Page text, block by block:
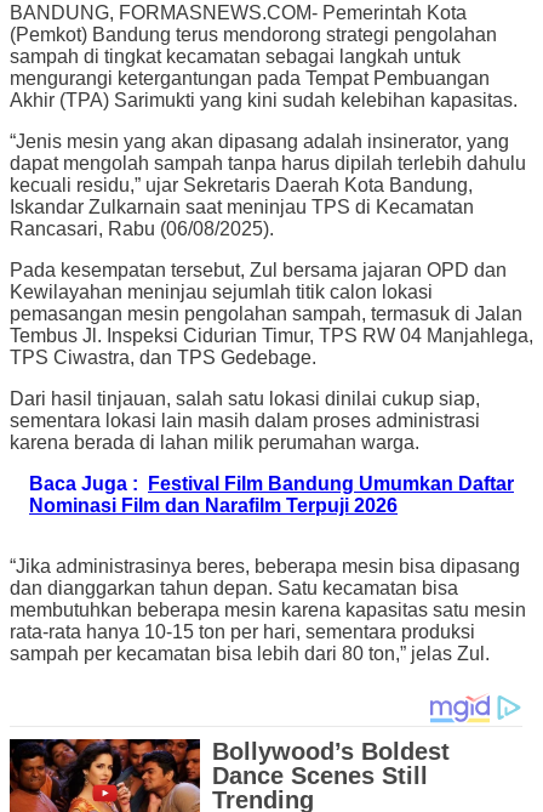
BANDUNG, FORMASNEWS.COM- Pemerintah Kota
(Pemkot) Bandung terus mendorong strategi pengolahan
sampah di tingkat kecamatan sebagai langkah untuk
mengurangi ketergantungan pada Tempat Pembuangan
Akhir (TPA) Sarimukti yang kini sudah kelebihan kapasitas.
“Jenis mesin yang akan dipasang adalah insinerator, yang
dapat mengolah sampah tanpa harus dipilah terlebih dahulu
kecuali residu,” ujar Sekretaris Daerah Kota Bandung,
Iskandar Zulkarnain saat meninjau TPS di Kecamatan
Rancasari, Rabu (06/08/2025).
Pada kesempatan tersebut, Zul bersama jajaran OPD dan
Kewilayahan meninjau sejumlah titik calon lokasi
pemasangan mesin pengolahan sampah, termasuk di Jalan
Tembus Jl. Inspeksi Cidurian Timur, TPS RW 04 Manjahlega,
TPS Ciwastra, dan TPS Gedebage.
Dari hasil tinjauan, salah satu lokasi dinilai cukup siap,
sementara lokasi lain masih dalam proses administrasi
karena berada di lahan milik perumahan warga.
Baca Juga :
Festival Film Bandung Umumkan Daftar
Nominasi Film dan Narafilm Terpuji 2026
“Jika administrasinya beres, beberapa mesin bisa dipasang
dan dianggarkan tahun depan. Satu kecamatan bisa
membutuhkan beberapa mesin karena kapasitas satu mesin
rata-rata hanya 10-15 ton per hari, sementara produksi
sampah per kecamatan bisa lebih dari 80 ton,” jelas Zul.